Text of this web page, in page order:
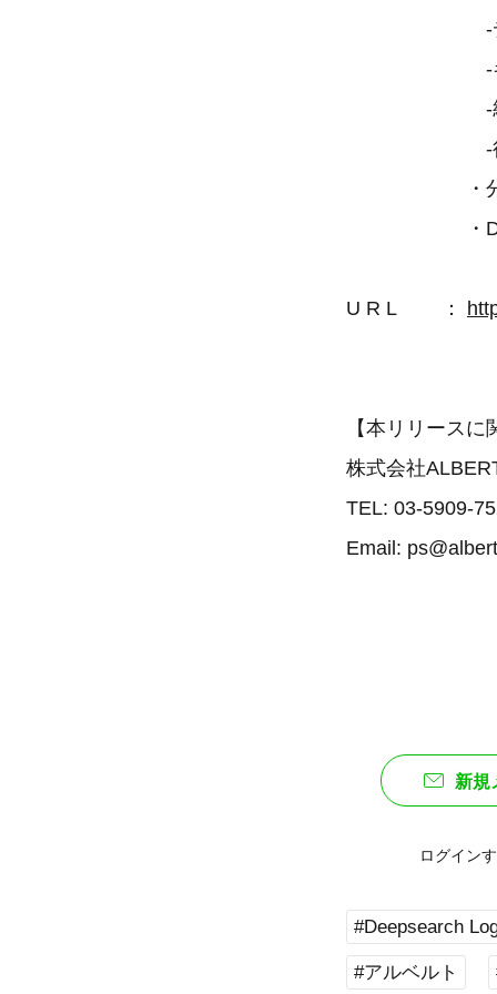
-データマ
-キャンペ
-統計解
-行動ター
・分析プラ
・
U R L ：
【本リリースに
株式会社
TEL: 03-5909-
Email:
新規
ログイン
#Deepsearch
#アルベルト